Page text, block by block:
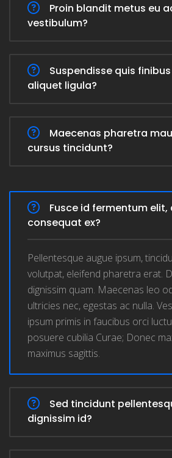
Proin blandit metus eu
vestibulum?
Suspendisse quis
aliquet ligula?
Maecenas pharetra
cursus tincidunt?
Fusce id fermentum elit,
consequat ex?
Pellentesque augue ipsum,
volutpat, eleifend pharetra erat.
dignissim quam. Maecenas leo
ultricies nec, egestas ac nulla.
ipsum primis in faucibus orci
posuere cubilia Curae; Donec
maximus sagittis.
Sed tincidunt
dignissim id?